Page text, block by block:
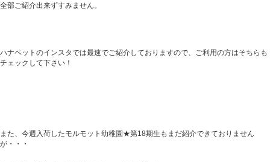
全部ご紹介出来ずすみません。
ハナペットのインスタでは最速でご紹介しておりますので、ご利用の方はそちらも
チェックして下さい！
また、今週入荷したモルモット幼稚園★第18期生もまだ紹介できておりません
が・・・